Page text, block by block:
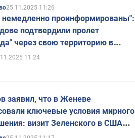
25.11.2025 11:26
проинформированы":
подтвердили пролет
через свою территорию в
11:24
заявил, что в Женеве
ключевые условия мирного
визит Зеленского в США
в ноябре